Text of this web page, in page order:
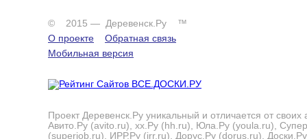
© 2015 — Деревенск.Ру ™
О проекте
Обратная связь
Мобильная версия
Проект Деревенск.Ру уникальный и отличается от своих
Авито.Ру (avito.ru), хх.Ру (hh.ru), Юла.Ру (youla.ru),
(superjob.ru), ИРР.Ру (irr.ru), Дорус.Ру (dorus.ru), Доски.Ру